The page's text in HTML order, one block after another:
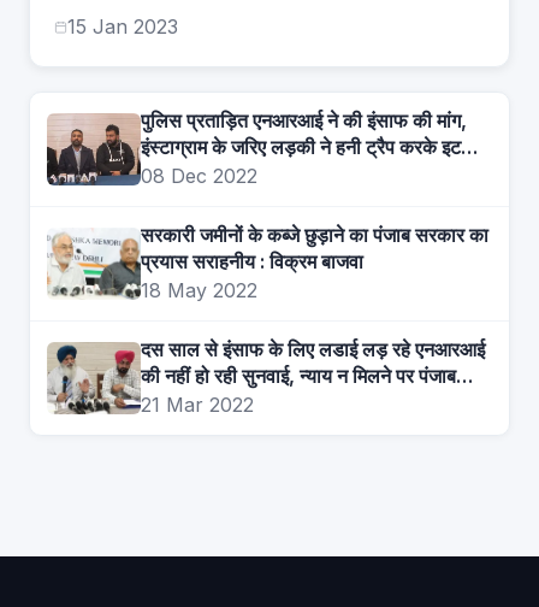
15 Jan 2023
पुलिस प्रताड़ित एनआरआई ने की इंसाफ की मांग,
इंस्टाग्राम के जरिए लड़की ने हनी ट्रैप करके इटली
रहने वाले लड़के व उसके पिता से लूटे 30 लाख से
08 Dec 2022
सरकारी जमीनों के कब्जे छुड़ाने का पंजाब सरकार का
प्रयास सराहनीय : विक्रम बाजवा
18 May 2022
दस साल से इंसाफ के लिए लडाई लड़ रहे एनआरआई
की नहीं हो रही सुनवाई, न्याय न मिलने पर पंजाब
विधानसभा के बाहर बैठने की चेतावनी
21 Mar 2022